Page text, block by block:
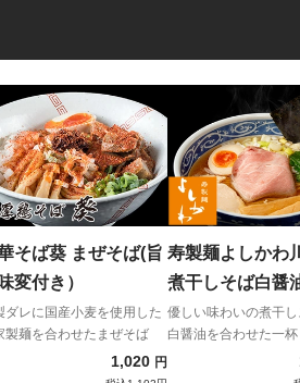
そば葵 まぜそば(旨
変付き）
ダレに国産小麦を使用した
製麺を合わせたまぜそば
1,020 円
寿製麺よしかわ
煮干しそば白醤
優しい味わいの煮干し
白醤油を合わせた一杯